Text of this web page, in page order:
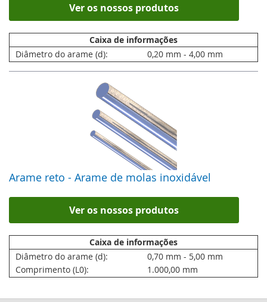
Ver os nossos produtos
Caixa de informações
Diâmetro do arame (d):
0,20 mm - 4,00 mm
Arame reto - Arame de molas inoxidável
Ver os nossos produtos
Caixa de informações
Diâmetro do arame (d):
0,70 mm - 5,00 mm
Comprimento (L0):
1.000,00 mm